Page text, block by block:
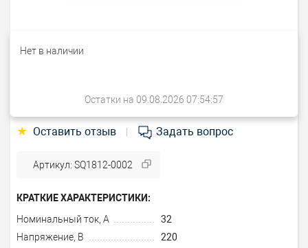
Нет в наличии
Остатки на 09.08.2026 07:54:57
★ Оставить отзыв Задать вопрос
Артикул: SQ1812-0002
КРАТКИЕ ХАРАКТЕРИСТИКИ:
Номинальный ток, А
32
Напряжение, В
220